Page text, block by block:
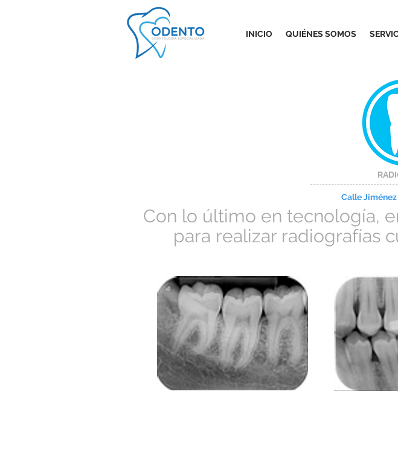
INICIO QUIÉNES SOMOS
Calle Jiménez
Con lo último en tecnología,
para realizar radiografías